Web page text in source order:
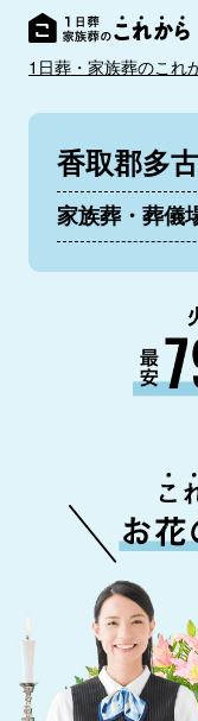
1日葬・家族葬のこれ
香取郡多
家族葬・葬儀